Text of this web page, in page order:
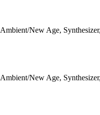
Ambient/New Age,
Ambient/New Age,